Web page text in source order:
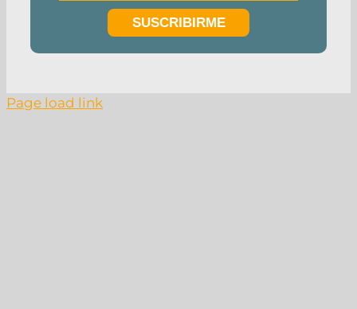
Page load link